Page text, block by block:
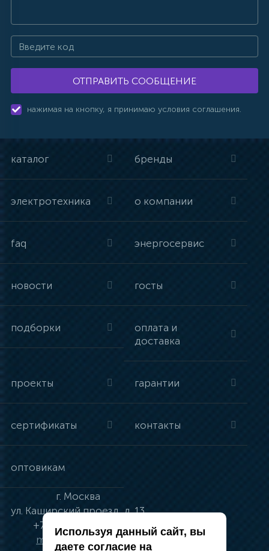
ОТПРАВИТЬ СООБЩЕНИЕ
нажимая на кнопку, я принимаю условия соглашения.
каталог бренды
электротехника о компании
faq энергосервис
новости госты
подборки
оплата и
доставка
проекты гарантии
сертификаты контакты
оптовикам
г. Москва
ул. Каширский проезд, д. 13
+7 (495) 134-41-83
moskva@vincci.ru
Используя данный сайт, вы
даете согласие на